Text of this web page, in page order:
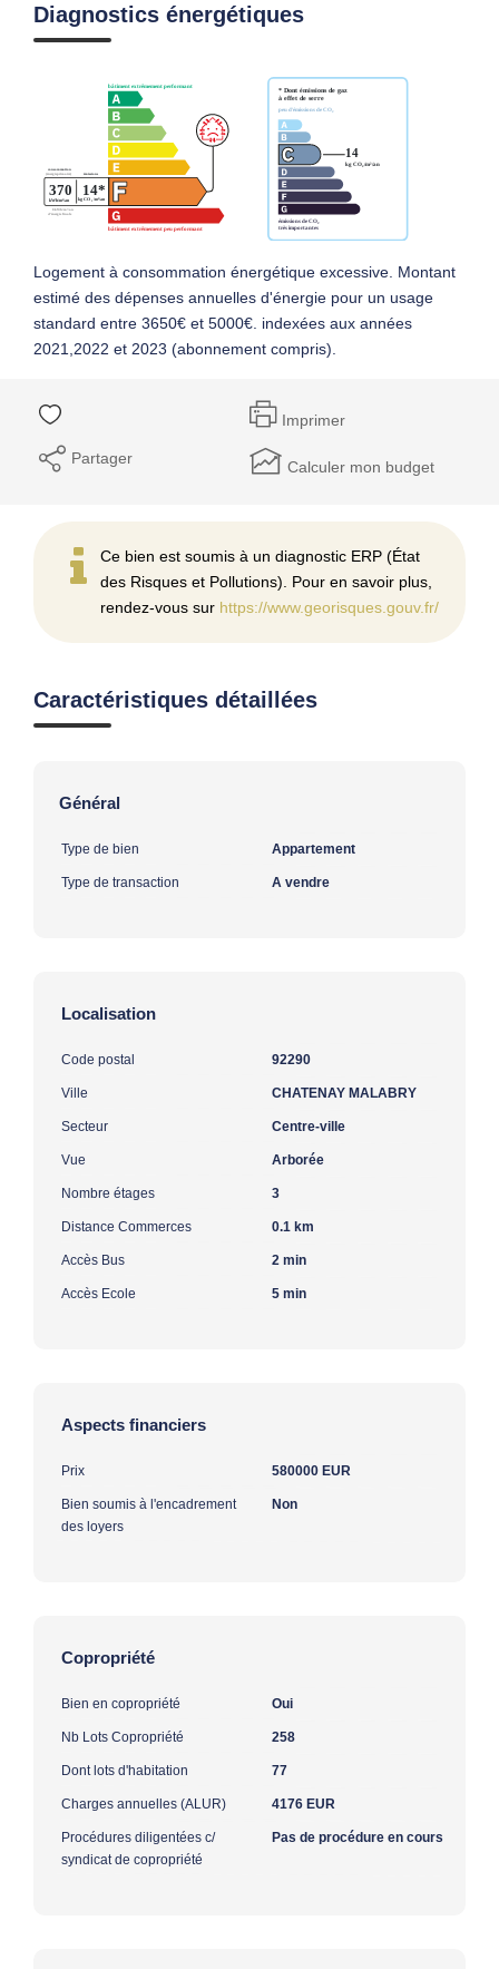
Diagnostics énergétiques
Logement à consommation énergétique excessive. Montant
estimé des dépenses annuelles d'énergie pour un usage
standard entre 3650€ et 5000€. indexées aux années
2021,2022 et 2023 (abonnement compris).
Imprimer
Partager Calculer mon budget
Ce bien est soumis à un diagnostic ERP (État
des Risques et Pollutions). Pour en savoir plus,
rendez-vous sur https://www.georisques.gouv.fr/
Caractéristiques détaillées
Général
Type de bien Appartement
Type de transaction A vendre
Localisation
Code postal 92290
Ville CHATENAY MALABRY
Secteur Centre-ville
Vue Arborée
Nombre étages 3
Distance Commerces 0.1 km
Accès Bus 2 min
Accès Ecole 5 min
Aspects financiers
Prix 580000 EUR
Bien soumis à l'encadrement
des loyers
Non
Copropriété
Bien en copropriété Oui
Nb Lots Copropriété 258
Dont lots d'habitation 77
Charges annuelles (ALUR) 4176 EUR
Procédures diligentées c/
syndicat de copropriété
Pas de procédure en cours